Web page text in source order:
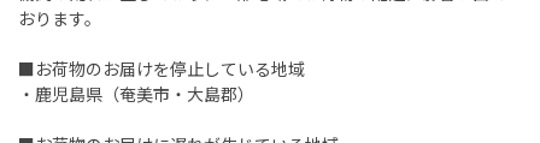
おります。
■お荷物のお届けを停止している地域
・鹿児島県（奄美市・大島郡）